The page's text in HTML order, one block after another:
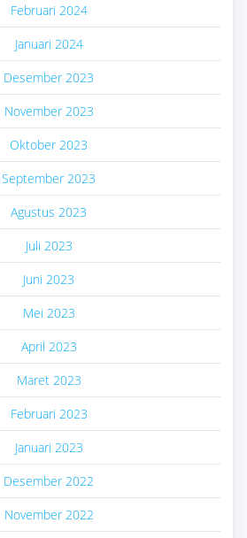
Februari 2024
Januari 2024
Desember 2023
November 2023
Oktober 2023
September 2023
Agustus 2023
Juli 2023
Juni 2023
Mei 2023
April 2023
Maret 2023
Februari 2023
Januari 2023
Desember 2022
November 2022